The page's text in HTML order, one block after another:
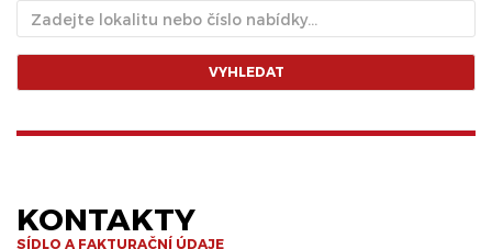
VYHLEDAT
KONTAKTY
SÍDLO A FAKTURAČNÍ ÚDAJE